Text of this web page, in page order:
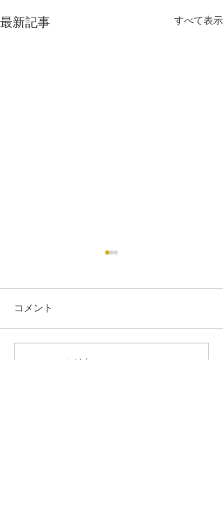
最新記事 すべて表示
臨時休業のお知らせ
コメント
コメントを追加…